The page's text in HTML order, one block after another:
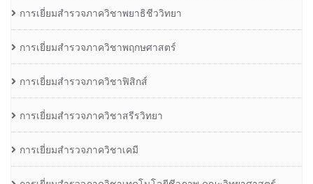
การเยี่ยมสำรวจภาควิชาพยาธิชีววิทยา
การเยี่ยมสำรวจภาควิชาพฤกษศาสตร์
การเยี่ยมสำรวจภาควิชาฟิสิกส์
การเยี่ยมสำรวจภาควิชาสรีรวิทยา
การเยี่ยมสำรวจภาควิชาเคมี